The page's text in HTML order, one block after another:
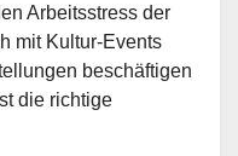
Arbeitsstress der
mit Kultur-Events
beschäftigen
die richtige